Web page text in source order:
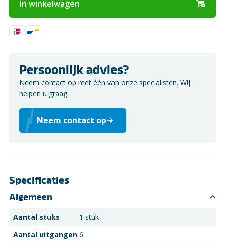
In winkelwagen
Persoonlijk advies?
Neem contact op met één van onze specialisten. Wij
helpen u graag.
Neem contact op
Specificaties
Algemeen
Aantal stuks
1 stuk
Aantal uitgangen 6